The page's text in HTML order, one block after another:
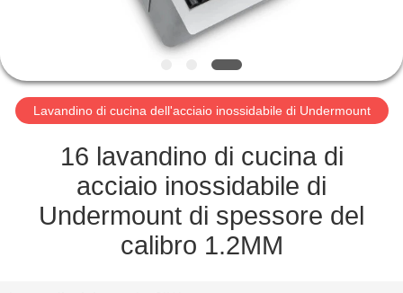
CONTROLLO
QUALITÀ
CONTATTICI
RICHIEDA
UNA
CITAZIONE
Lavandino di cucina dell'acciaio inossidabile di Undermount
16 lavandino di cucina di
acciaio inossidabile di
Undermount di spessore del
calibro 1.2MM